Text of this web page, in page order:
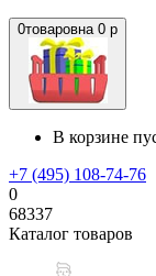
0товаровна 0 р
В корзине
+7 (495) 108-74-76
0
68337
Каталог товаров